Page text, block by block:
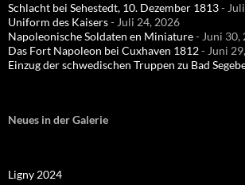
Schlacht bei Sehestedt, 10. Dezember 1813-
Uniform des Kaisers- Juli 24, 2026
Napoleonische Soldaten en Miniature- Juni 30,
Das Fort Napoleon bei Cuxhaven 1812- Juni
Einzug der schwedischen Truppen zu Bad
Neues in der Galerie
Ligny 2024